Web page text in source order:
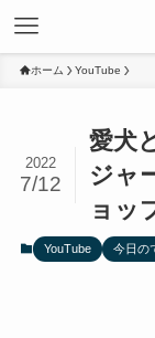
ホーム YouTube
愛犬
ジャ
ョッ
2022
7/12
YouTube 今日の